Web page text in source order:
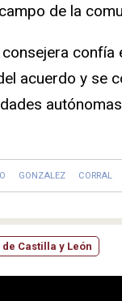
de la
consejera
acuerdo y se
GONZALEZ CORRAL
Castilla y León